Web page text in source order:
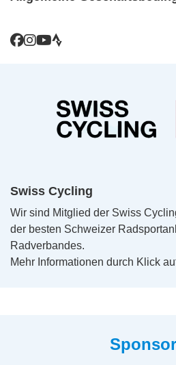
Swiss Cycling
Wir sind Mitglied der Swiss
der besten Schweizer
Radverbandes.
Mehr Informationen durch Klick